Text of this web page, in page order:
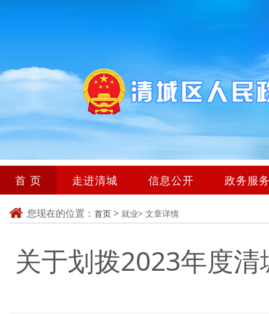
首 页 走进清城 信息公开 政务服
您现在的位置： 首页 > 就业> 文章详情
关于划拨2023年度